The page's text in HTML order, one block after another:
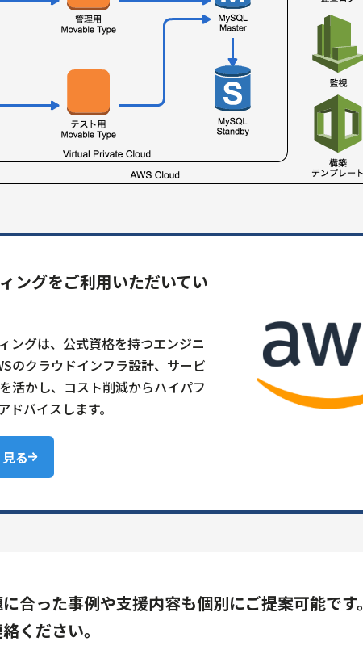
ングをご利用いただいてい
ングは、公式資格を持つエンジニ
のクラウドインフラ設計、サービ
活かし、コスト削減からハイパフ
バイスします。
る
合った事例や支援内容も個別にご提案可能です。
ください。